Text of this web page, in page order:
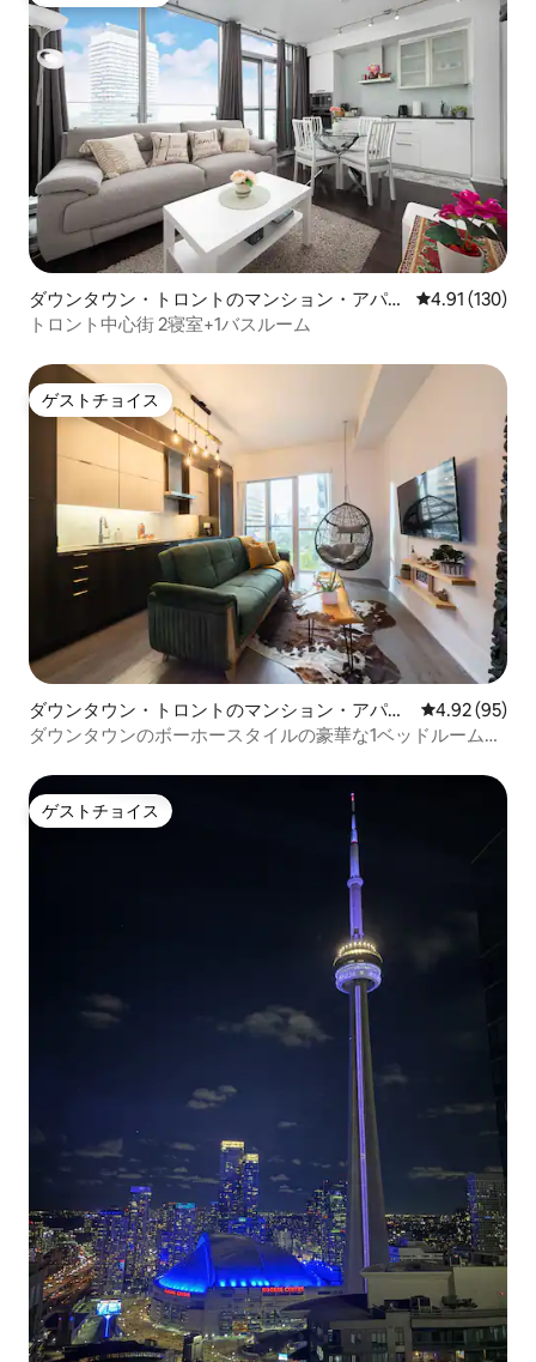
ダウンタウン・トロントのマンション・アパー
ト
レビュー130
4.91 (130)
トロント中心街 2寝室+1バスルーム
ゲストチョイス
ゲストチョイス
ダウンタウン・トロントのマンション・アパー
ト
レビュー95
4.92 (95)
ダウンタウンのボーホースタイルの豪華な1ベッドルームの
ゲストチョイス
ゲストチョイス